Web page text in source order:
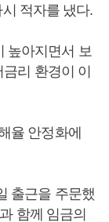
적자를 냈다.
높아지면서 보
리 환경이 이
율 안정화에
출근을 주문했
함께 임금의